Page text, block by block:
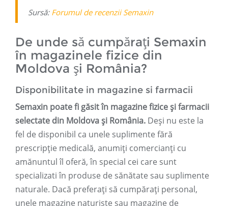
Sursă: Forumul de recenzii Semaxin
De unde să cumpărați Semaxin
în magazinele fizice din
Moldova și România?
Disponibilitate in magazine si farmacii
Semaxin poate fi găsit în magazine fizice și farmacii
selectate din Moldova și România. Deși nu este la
fel de disponibil ca unele suplimente fără
prescripție medicală, anumiți comercianți cu
amănuntul îl oferă, în special cei care sunt
specializati în produse de sănătate sau suplimente
naturale. Dacă preferați să cumpărați personal,
unele magazine naturiste sau magazine de